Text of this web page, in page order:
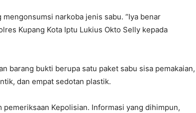
narkoba jenis sabu. “Iya benar
Kupang Kota Iptu Lukius Okto Selly kepada
barang bukti berupa satu paket sabu sisa pemakaian,
dan empat sedotan plastik.
pemeriksaan Kepolisian. Informasi yang dihimpun,